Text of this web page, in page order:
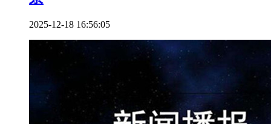
2025-12-18 16:56:05